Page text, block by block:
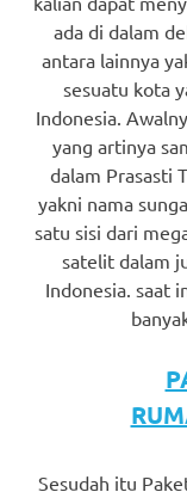
ada di dalam
antara lainnya
sesuatu kota
Indonesia.
yang artinya
dalam Prasasti
yakni nama
satu sisi dari
satelit dalam
Indonesia. saat
Sesudah itu